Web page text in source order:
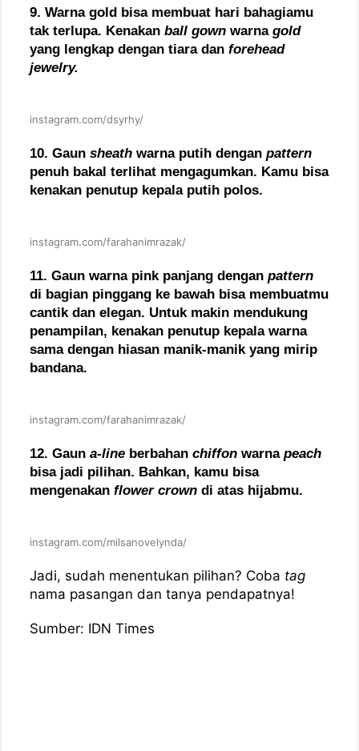
9. Warna gold bisa membuat hari bahagiamu
tak terlupa. Kenakanball gown warnagold
yang lengkap dengan tiara danforehead
jewelry.
instagram.com/dsyrhy/
10. Gaunsheathwarna putih denganpattern
penuh bakal terlihat mengagumkan. Kamu bisa
kenakan penutup kepala putih polos.
instagram.com/farahanimrazak/
11. Gaun warna pink panjang denganpattern
di bagian pinggang ke bawah bisa membuatmu
cantik dan elegan. Untuk makin mendukung
penampilan, kenakan penutup kepala warna
sama dengan hiasan manik-manik yang mirip
bandana.
instagram.com/farahanimrazak/
12. Gauna-line berbahanchiffon warnapeach
bisa jadi pilihan. Bahkan, kamu bisa
mengenakanflower crowndi atas hijabmu.
instagram.com/milsanovelynda/
Jadi, sudah menentukan pilihan? Coba tag
nama pasangan dan tanya pendapatnya!
Sumber: IDN Times